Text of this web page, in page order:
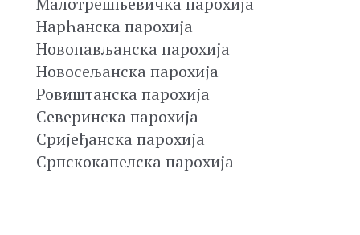
Нарћанска парохија
Новопављанска парохија
Новосељанска парохија
Ровиштанска парохија
Северинска парохија
Сријеђанска парохија
Српскокапелска парохија